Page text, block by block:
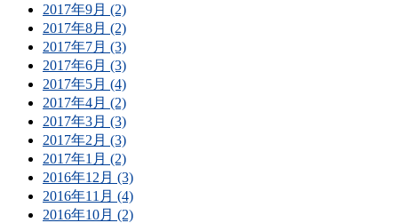
2017年9月 (2)
2017年8月 (2)
2017年7月 (3)
2017年6月 (3)
2017年5月 (4)
2017年4月 (2)
2017年3月 (3)
2017年2月 (3)
2017年1月 (2)
2016年12月 (3)
2016年11月 (4)
2016年10月 (2)